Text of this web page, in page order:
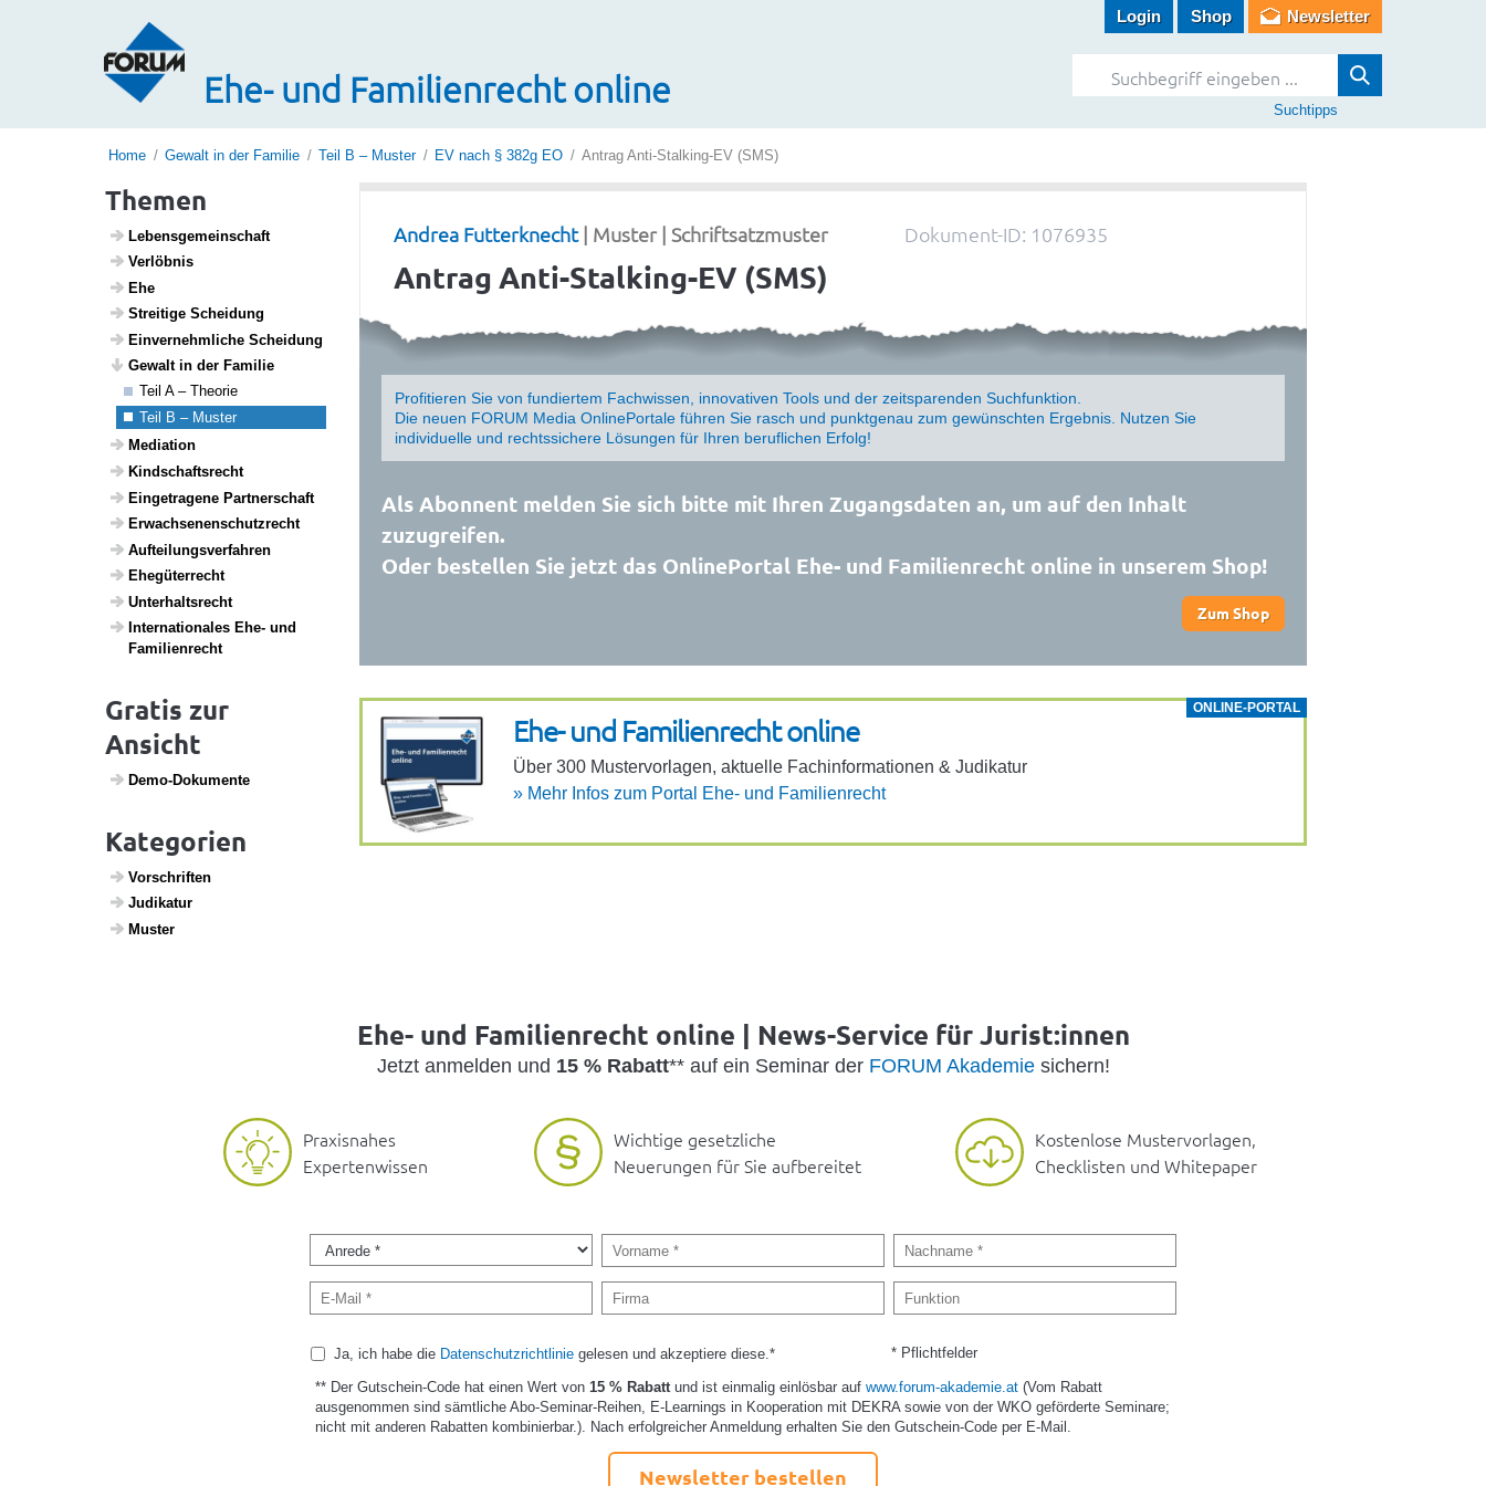
Ehe- und Familienrecht online
Login Shop Newsletter
Suchtipps
Home Gewalt in der Familie Teil B – Muster EV nach § 382g EO Antrag Anti-Stalking-EV (SMS)
Themen
Lebens­ge­mein­schaft
Verlöbnis
Ehe
Strei­tige Schei­dung
Einver­nehm­liche Schei­dung
Gewalt in der Familie
Teil A – Theorie
Teil B – Muster
Media­tion
Kind­s­chafts­recht
Einge­tra­gene Part­ner­schaft
Erwach­se­nen­schutz­recht
Auftei­lungs­ver­fahren
Ehegü­ter­recht
Unter­halts­recht
Inter­na­ti­o­nales Ehe- und
Fami­li­en­recht
Gratis zur
Ansicht
Demo-Doku­mente
Kategorien
Vorschriften
Judi­katur
Muster
Dokument-ID: 1076935
Andrea Futterknecht| Muster | Schriftsatzmuster
Antrag Anti-Stalking-EV (SMS)
Profitieren Sie von fundiertem Fachwissen, innovativen Tools und der zeitsparenden Suchfunktion.
Die neuen FORUM Media OnlinePortale führen Sie rasch und punktgenau zum gewünschten Ergebnis. Nutzen Sie
individuelle und rechtssichere Lösungen für Ihren beruflichen Erfolg!
Als Abonnent melden Sie sich bitte mit Ihren Zugangsdaten an, um auf den Inhalt
zuzugreifen.
Oder bestellen Sie jetzt das OnlinePortal Ehe- und Familienrecht online in unserem Shop!
Zum Shop
ONLINE-PORTAL
Ehe- und Fami­li­en­recht online
Über 300 Muster­vor­lagen, aktu­elle Fach­in­for­ma­ti­onen & Judi­katur
» Mehr Infos zum Portal Ehe- und Fami­li­en­recht
Ehe- und Familienrecht online | News-Service für Jurist:innen
Jetzt anmelden und 15 % Rabatt** auf ein Seminar der FORUM Akademiesichern!
Praxisnahes
Expertenwissen
Wichtige gesetzliche
Neuerungen für Sie aufbereitet
Kostenlose Mustervorlagen,
Checklisten und Whitepaper
Ja, ich habe die Datenschutzrichtliniegelesen und akzeptiere diese.* * Pflichtfelder
** Der Gutschein-Code hat einen Wert von 15 % Rabattund ist einmalig einlösbar aufwww.forum-akademie.at (Vom Rabatt
ausgenommen sind sämtliche Abo-Seminar-Reihen, E-Learnings in Kooperation mit DEKRA sowie von der WKO geförderte Seminare;
nicht mit anderen Rabatten kombinierbar.). Nach erfolgreicher Anmeldung erhalten Sie den Gutschein-Code per E-Mail.
Newsletter bestellen